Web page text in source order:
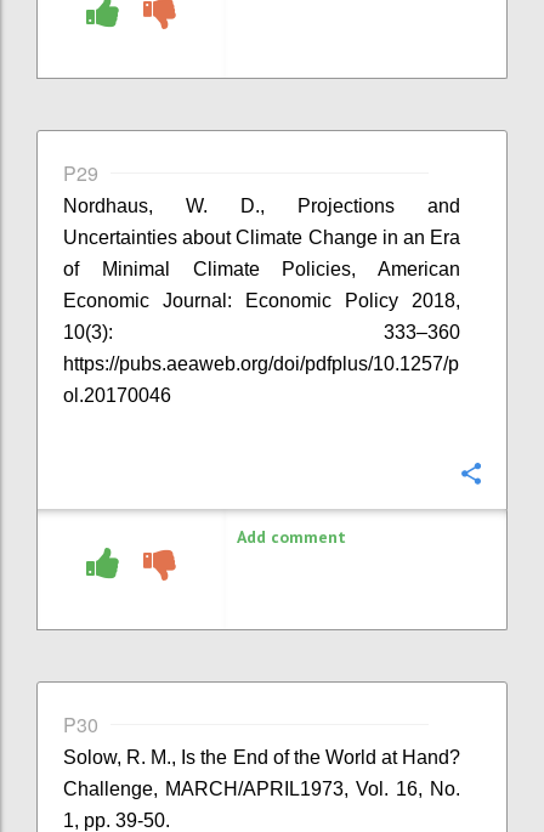
P29
Nordhaus, W. D., Projections and
Uncertainties about Climate Change in an Era
of Minimal Climate Policies, American
Economic Journal: Economic Policy 2018,
10(3): 333–360
https://pubs.aeaweb.org/doi/pdfplus/10.1257/p
ol.20170046
Add comment
P30
Solow, R. M., Is the End of the World at Hand?
Challenge, MARCH/APRIL1973, Vol. 16, No.
1, pp. 39-50.